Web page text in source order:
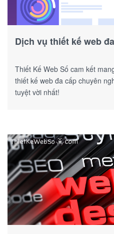
Dịch vụ thiết kế web
Thiết Kế Web Số cam kết
thiết kế web đa cấp chuyên
tuyệt vời nhất!